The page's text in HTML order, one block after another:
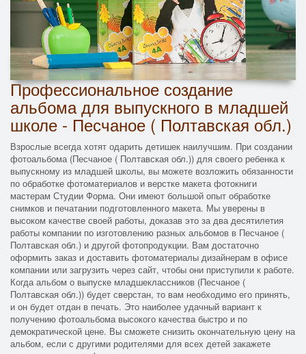
Профессиональное создание
альбома для выпускного в младшей
школе - Песчаное ( Полтавская обл.)
Взрослые всегда хотят одарить детишек наилучшим. При создании
фотоальбома (Песчаное ( Полтавская обл.)) для своего ребенка к
выпускному из младшей школы, вы можете возложить обязанности
по обработке фотоматериалов и верстке макета фотокниги
мастерам Студии Форма. Они имеют большой опыт обработке
снимков и печатании подготовленного макета. Мы уверены в
высоком качестве своей работы, доказав это за два десятилетия
работы компании по изготовлению разных альбомов в Песчаное (
Полтавская обл.) и другой фотопродукции. Вам достаточно
оформить заказ и доставить фотоматериалы дизайнерам в офисе
компании или загрузить через сайт, чтобы они приступили к работе.
Когда альбом о выпуске младшеклассников (Песчаное (
Полтавская обл.)) будет сверстан, то вам необходимо его принять,
и он будет отдан в печать. Это наиболее удачный вариант к
получению фотоальбома высокого качества быстро и по
демократической цене. Вы сможете снизить окончательную цену на
альбом, если с другими родителями для всех детей закажете